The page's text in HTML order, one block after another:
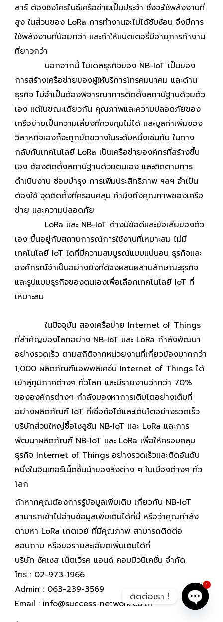
ลาร์ ต้องซิงโครไนซ์เครือข่ายเป็นประจำ ซึ่งจะใช้พลังงานที่
สูง ในส่วนของ LoRa การทำงานจะไม่ได้ซับซ้อน จึงมีการ
ใช้พลังงานที่น้อยกว่า และทำให้แบตเตอรี่มีอายุการทำงาน
ที่ยาวกว่า
นอกจากนี้ โมเดลธุรกิจของ NB-IoT เป็นของ
การสร้างเครือข่ายของผู้ให้บริการโทรคมนาคม และด้าน
ธุรกิจ ไม่จำเป็นต้องพิจารณาการติดตั้งสถานีฐานด้วยตัว
เอง แต่ในขณะเดียวกัน คุณภาพและความปลอดภัยของ
เครือข่ายเป็นความเสี่ยงที่ควบคุมไม่ได้ และมูลค่าเพิ่มของ
วิสาหกิจเองก็จะถูกขัดขวางในระดับหนึ่งเช่นกัน ในทาง
กลับกันเทคโนโลยี LoRa เป็นเครือข่ายองค์กรที่สร้างขึ้น
เอง ต้องติดตั้งสถานีฐานด้วยตนเอง และติดตามการ
ดำเนินงาน ซ่อมบำรุง การเพิ่มประสิทธิภาพ ฯลฯ จำเป็น
ต้องใช้ จุดติดตั้งที่ครอบคลุม คำนึงถึงคุณภาพของเครือ
ข่าย และความปลอดภัย
LoRa และ NB-IoT ต่างมีข้อดีและข้อเสียของตัว
เอง ขึ้นอยู่กับสถานการณ์การใช้งานที่เหมาะสม ไม่มี
เทคโนโลยี IoT ใดที่มีความสมบูรณ์แบบแน่นอน ธุรกิจและ
องค์กรณ์จำเป็นอย่างยิ่งที่ต้องผสมผสานลักษณะธุรกิจ
และรูปแบบธุรกิจของตนเองเพื่อเลือกเทคโนโลยี IoT ที่
เหมาะสม
ในปัจจุบัน สองเครือข่าย Internet of Things
ที่สำคัญของโลกอย่าง NB-IoT และ LoRa กำลังพัฒนา
อย่างรวดเร็ว ตามสถิติจากหน่วยงานที่เกี่ยวข้องมากกว่า
1,000 ผลิตภัณฑ์แอพพลิเคชั่น Internet of Things ได้
เข้าสู่ภูมิภาคต่างๆ ทั่วโลก และมีรายงานว่ากว่า 70%
ขององค์กรต่างๆ กำลังมองหาการเติบโตอย่างเต็มที่
อย่างผลิตภัณฑ์ IoT ที่เชื่อถือได้และเติบโตอย่างรวดเร็ว
บริษัทส่วนใหญ่ซื้อโซลูชัน NB-IoT และ LoRa และการ
พัฒนาผลิตภัณฑ์ NB-IoT และ LoRa เพื่อให้ครอบคลุม
ธุรกิจ Internet of Things อย่างรวดเร็วและติดอันดับ
หนึ่งในอินเทอร์เน็ตชั้นนำของสิ่งต่าง ๆ ในเมืองต่างๆ ทั่ว
โลก
ถ้าหากคุณต้องการรู้ข้อมูลเพิ่มเติม เกี่ยวกับ NB-IoT
สามารถเข้าไปอ่านข้อมูลเพิ่มเติมได้ที่นี่ หรือว่าคุณกำลัง
ตามหา LoRa เกตเวย์ ที่มีคุณภาพ สามารถติดต่อ
สอบถาม หรือขอรายละเอียดเพิ่มเติมได้ที่
บริษัท ซัคเซส เน็ตเวิรค แอนด์ คอมมิวนิเคชั่น จำกัด
โทร : 02-973-1966
Admin : 063-239-3569
Email : info@success-network.co.th
ติดต่อเรา !
1